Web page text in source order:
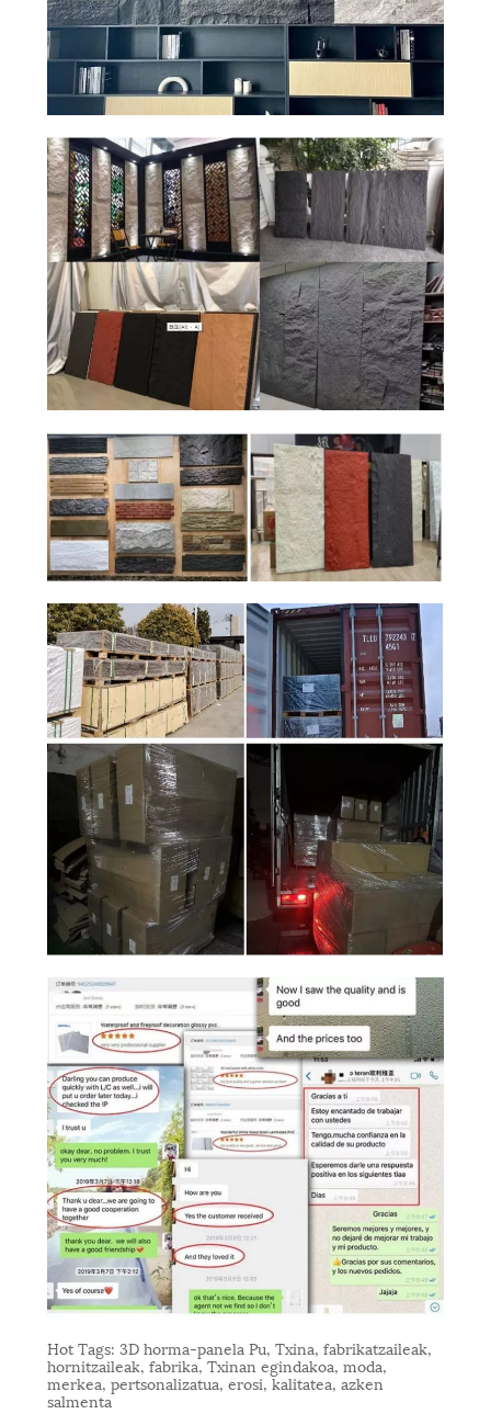
Hot Tags: 3D horma-panela Pu, Txina, fabrikatzaileak,
hornitzaileak, fabrika, Txinan egindakoa, moda,
merkea, pertsonalizatua, erosi, kalitatea, azken
salmenta